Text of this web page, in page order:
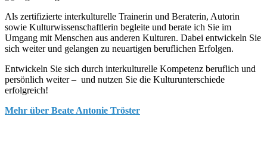
Als zertifizierte interkulturelle Trainerin und Beraterin, Autorin
sowie Kulturwissenschaftlerin begleite und berate ich Sie im
Umgang mit Menschen aus anderen Kulturen. Dabei entwickeln Sie
sich weiter und gelangen zu neuartigen beruflichen Erfolgen.
Entwickeln Sie sich durch interkulturelle Kompetenz beruflich und
persönlich weiter – und nutzen Sie die Kulturunterschiede
erfolgreich!
Mehr über Beate Antonie Tröster